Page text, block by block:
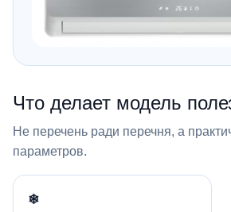
Что делает модель
Не перечень ради перечня, а
параметров.
❄